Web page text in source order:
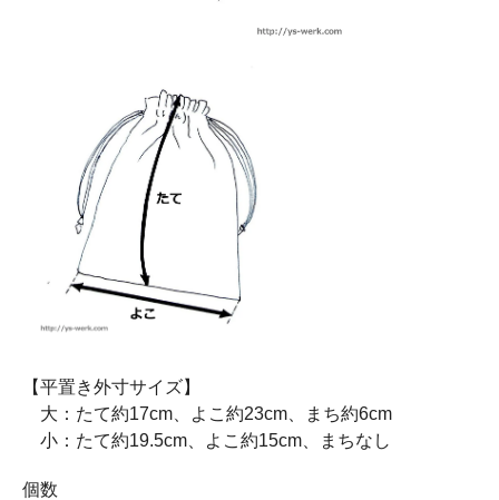
【平置き外寸サイズ】
大：たて約17cm、よこ約23cm、まち約6cm
小：たて約19.5cm、よこ約15cm、まちなし
個数